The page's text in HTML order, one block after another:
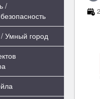
/
Умный город